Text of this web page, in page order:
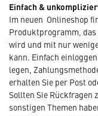
Einfach &
Im neuen Onlineshop
Produktprogramm,
wird und mit nur
kann. Einfach
legen,
erhalten Sie per Post
Sollten Sie Rückfragen
sonstigen Themen